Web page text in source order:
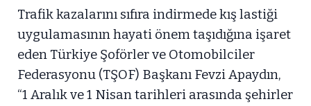
Trafik kazalarını sıfıra indirmede kış lastiği
uygulamasının hayati önem taşıdığına işaret
eden Türkiye Şoförler ve Otomobilciler
Federasyonu (TŞOF) Başkanı Fevzi Apaydın,
“1 Aralık ve 1 Nisan tarihleri arasında şehirler